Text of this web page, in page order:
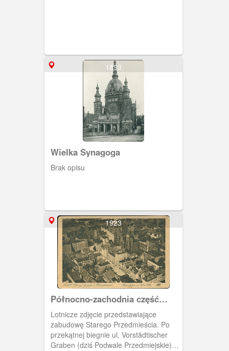
1893
Wielka Synagoga
Brak opisu
1923
Północno-zachodnia część
Starego Przedmieścia
Lotnicze zdjęcie przedstawiające
zabudowę Starego Przedmieścia. Po
przekątnej biegnie ul. Vorstädtischer
Graben (dziś Podwale Przedmiejskie),